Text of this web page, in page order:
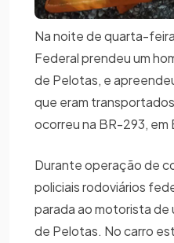
Na noite de quarta-
Federal prendeu um
de Pelotas, e
que eram
ocorreu na BR-293, em
Durante operação de
policiais rodoviários
parada ao motorista de
de Pelotas. No carro